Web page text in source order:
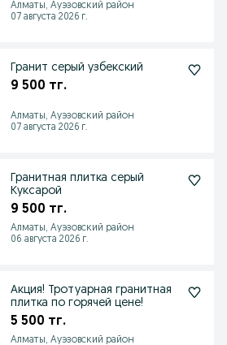
Алматы, Ауэзовский район
07 августа 2026 г.
Гранит серый узбекский
9 500 тг.
Алматы, Ауэзовский район
07 августа 2026 г.
Гранитная плитка серый
Куксарой
9 500 тг.
Алматы, Ауэзовский район
06 августа 2026 г.
Акция! Тротуарная гранитная
плитка по горячей цене!
5 500 тг.
Алматы, Ауэзовский район